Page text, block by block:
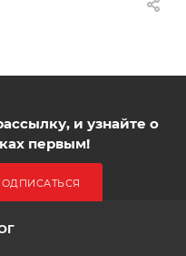
и узнайте о
первым!